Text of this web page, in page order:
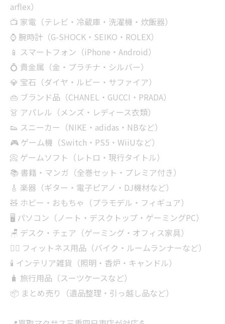
arflex）
📺 家電（テレビ・冷蔵庫・洗濯機・炊飯器）
⌚ 腕時計（G-SHOCK・SEIKO・ROLEX）
📱 スマートフォン（iPhone・Android）
💍 貴金属（金・プラチナ・シルバー）
💎 宝石（ダイヤ・ルビー・サファイア）
👜 ブランド品（CHANEL・GUCCI・PRADA）
👗 アパレル（メンズ・レディース衣類）
👟 スニーカー（NIKE・adidas・NBなど）
🎮 ゲーム機（Switch・PS5・WiiUなど）
📀 ゲームソフト（レトロ・現行タイトル）
📚 書籍・マンガ（全巻セット・プレミア付き）
🎸 楽器（ギター・電子ピアノ・DJ機材など）
🧸 ホビー・おもちゃ（プラモデル・フィギュア）
🖥 パソコン（ノート・デスクトップ・ゲーミングPC）
🪑 デスク・チェア（ゲーミング・オフィス家具）
🏋‍♂️ フィットネス用品（バイク・ルームランナーなど）
🕯 インテリア雑貨（照明・香炉・キャンドル）
🧳 旅行用品（スーツケースなど）
📦 まとめ売り（遺品整理・引っ越し品など）